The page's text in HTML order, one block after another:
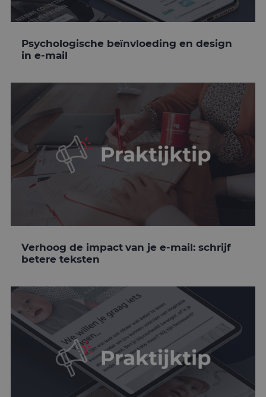
Psychologische beïnvloeding en design
in e-mail
Verhoog de impact van je e-mail: schrijf
betere teksten